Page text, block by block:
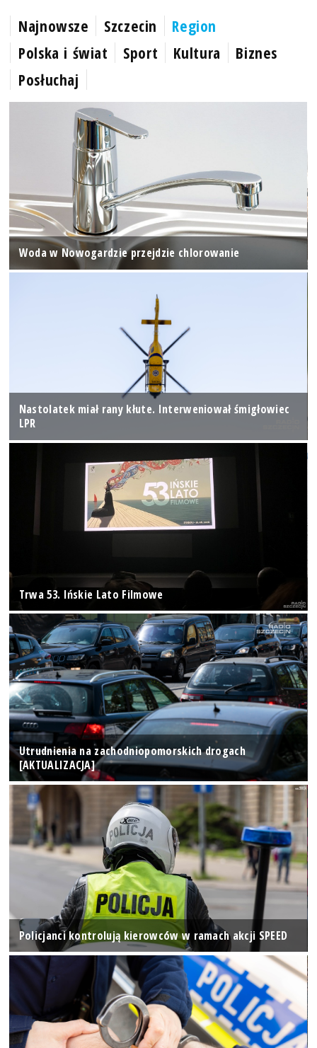
Najnowsze Szczecin
Region
Polska i świat
Sport Kultura
Biznes
Posłuchaj
Woda w Nowogardzie przejdzie chlorowanie
Nastolatek miał rany kłute. Interweniował śmigłowiec
LPR
Trwa 53. Ińskie Lato Filmowe
Utrudnienia na zachodniopomorskich drogach
[AKTUALIZACJA]
Policjanci kontrolują kierowców w ramach akcji SPEED